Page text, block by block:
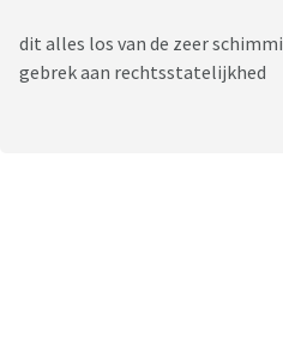
dit alles los van de zeer
gebrek aan rechtsstatelijkhed